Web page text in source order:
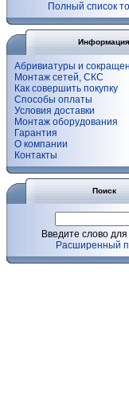
Полный список
Информация
Абривиатуры и
Монтаж сетей, СКС
Как совершить покупку
Способы оплаты
Условия доставки
Монтаж оборудования
Гарантия
О компании
Контакты
Поиск
Введите слово для
Расширенный